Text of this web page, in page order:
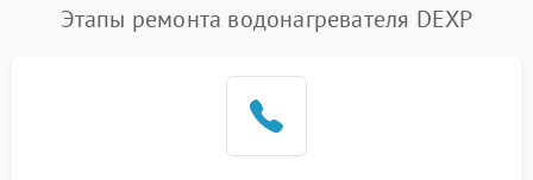
Этапы ремонта водонагревателя DEXP